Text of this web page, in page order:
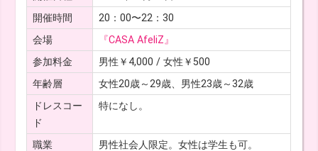
開催時間
20：00〜22：30
会場
『CASA AfeliZ』
参加料金
男性￥4,000 / 女性￥500
年齢層
女性20歳～29歳、男性23歳～32歳
ドレスコー
ド
特になし。
職業 男性社会人限定。女性は学生も可。